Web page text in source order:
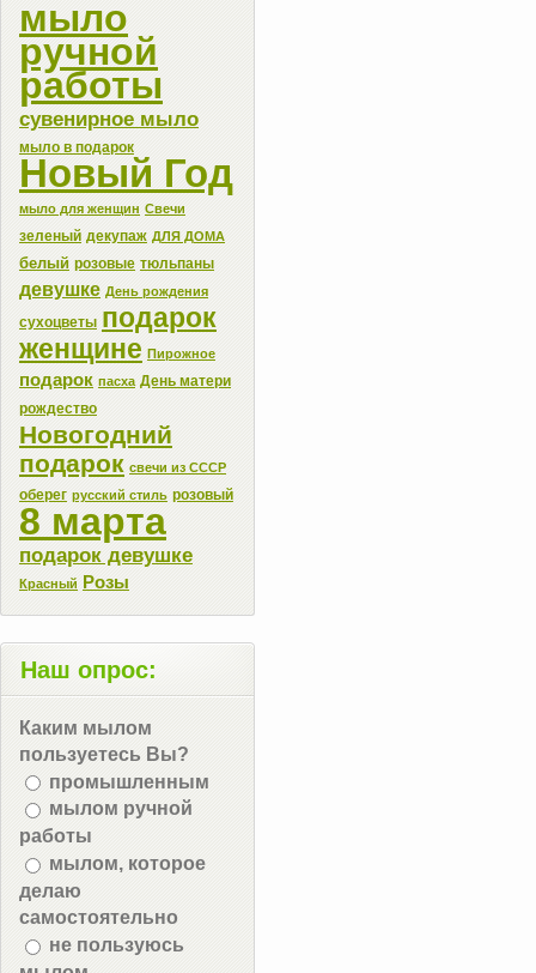
мыло
ручной
работы
сувенирное мыло
мыло в подарок
Новый Год
мыло для женщин Свечи
зеленый декупаж ДЛЯ ДОМА
белый розовые тюльпаны
девушке День рождения
сухоцветы подарок
женщине Пирожное
подарок пасха День матери
рождество
Новогодний
подарок свечи из СССР
оберег русский стиль розовый
8 марта
подарок девушке
Красный Розы
Наш опрос:
Каким мылом
пользуетесь Вы?
промышленным
мылом ручной
работы
мылом, которое
делаю
самостоятельно
не пользуюсь